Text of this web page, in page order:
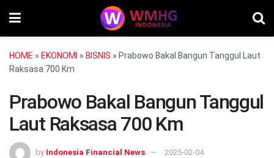
HOME » EKONOMI » BISNIS » Prabowo Bakal Bangun Tanggul Laut
Raksasa 700 Km
Prabowo Bakal Bangun Tanggul
Laut Raksasa 700 Km
by Indonesia Financial News 2025-02-04